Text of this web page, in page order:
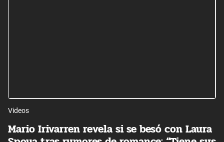
Videos
Mario Irivarren revela si se besó con Laura